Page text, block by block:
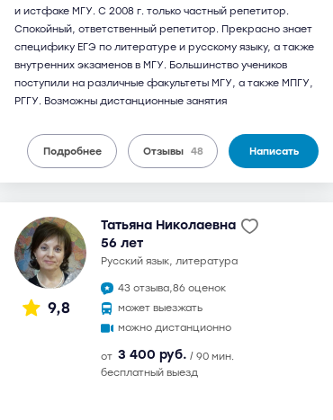
и истфаке МГУ. С 2008 г. только частный репетитор.
Спокойный, ответственный репетитор. Прекрасно знает
специфику ЕГЭ по литературе и русскому языку, а также
внутренних экзаменов в МГУ. Большинство учеников
поступили на различные факультеты МГУ, а также МПГУ,
РГГУ. Возможны дистанционные занятия
Подробнее Отзывы 48 Написать
9,8
Татьяна Николаевна
56 лет
русский язык, литература
43 отзыва,86 оценок
может выезжать
можно дистанционно
от 3 400 руб. / 90 мин.
бесплатный выезд